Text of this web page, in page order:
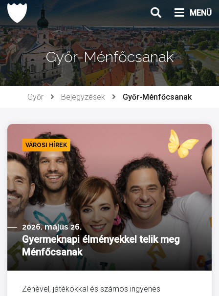
Ugrás
tartalomhoz
MENÜ
Győr-Ménfőcsanak
Győr Bejegyzések Győr-Ménfőcsanak
VÁROSI HÍREK
2026. május 26.
Gyermeknapi élményekkel telik meg
Ménfőcsanak
Zenével, játékokkal és számos ingyenes